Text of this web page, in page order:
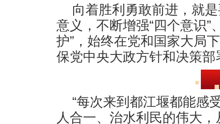
向着胜利勇敢前进，就
意义，不断增强“四个意识”
护”，始终在党和国家大局
保党中央大政方针和决策
“每次来到都江堰都能感
人合一、治水利民的伟大